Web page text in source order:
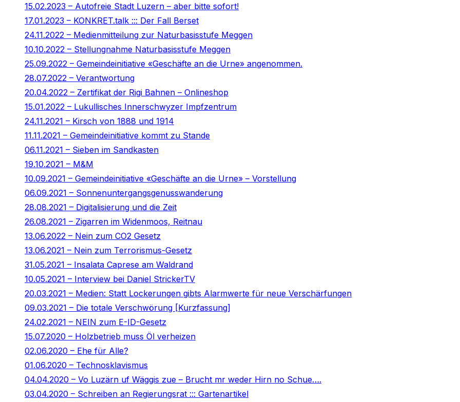
15.02.2023 – Autofreie Stadt Luzern – aber bitte sofort!
17.01.2023 – KONKRET.talk ::: Der Fall Berset
24.11.2022 – Medienmitteilung zur Naturbasisstufe Meggen
10.10.2022 – Stellungnahme Naturbasisstufe Meggen
25.09.2022 – Gemeindeinitiative «Geschäfte an die Urne» angenommen.
28.07.2022 – Verantwortung
20.04.2022 – Zertifikat der Rigi Bahnen – Onlineshop
15.01.2022 – Lukullisches Innerschwyzer Impfzentrum
24.11.2021 – Kirsch von 1888 und 1914
11.11.2021 – Gemeindeinitiative kommt zu Stande
06.11.2021 – Sieben im Sandkasten
19.10.2021 – M&M
10.09.2021 – Gemeindeinitiative «Geschäfte an die Urne» – Vorstellung
06.09.2021 – Sonnenuntergangsgenusswanderung
28.08.2021 – Digitalisierung und die Zeit
26.08.2021 – Zigarren im Widenmoos, Reitnau
13.06.2022 – Nein zum CO2 Gesetz
13.06.2021 – Nein zum Terrorismus-Gesetz
31.05.2021 – Insalata Caprese am Waldrand
10.05.2021 – Interview bei Daniel StrickerTV
20.03.2021 – Medien: Statt Lockerungen gibts Alarmwerte für neue Verschärfungen
09.03.2021 – Die totale Verschwörung [Kurzfassung]
24.02.2021 – NEIN zum E-ID-Gesetz
15.07.2020 – Holzbetrieb muss Öl verheizen
02.06.2020 – Ehe für Alle?
01.06.2020 – Technosklavismus
04.04.2020 – Vo Luzärn uf Wäggis zue – Brucht mr weder Hirn no Schue….
03.04.2020 – Schreiben an Regierungsrat ::: Gartenartikel